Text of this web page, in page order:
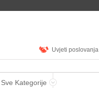
Uvjeti poslovanja
Sve Kategorije